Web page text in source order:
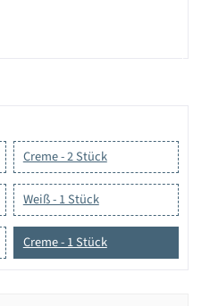
Creme - 2 Stück
Weiß - 1 Stück
Creme - 1 Stück